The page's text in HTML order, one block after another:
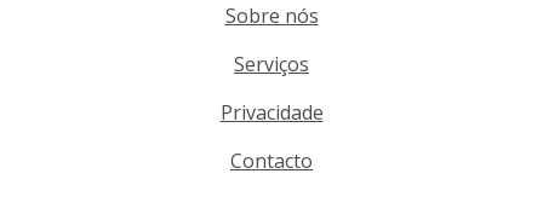
Sobre nós
Serviços
Privacidade
Contacto